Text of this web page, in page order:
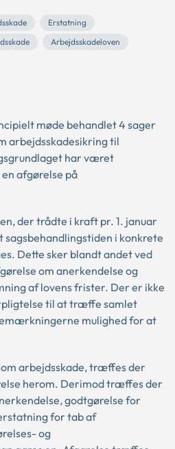
Erstatning
Arbejdsskadeloven
møde behandlet 4 sager
arbejdsskadesikring til
har været
afgørelse på
der trådte i kraft pr. 1. januar
i konkrete
Dette sker blandt andet ved
om anerkendelse og
af lovens frister. Der er ikke
til at træffe samlet
mulighed for at
arbejdsskade, træffes der
herom. Derimod træffes der
godtgørelse for
for tab af
og